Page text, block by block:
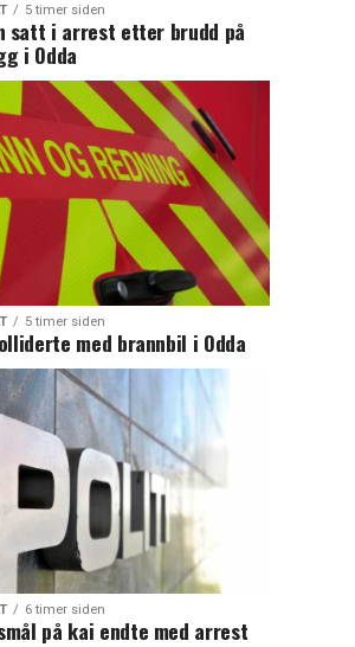
5 timer siden
satt i arrest etter brudd på
i Odda
5 timer siden
med brannbil i Odda
6 timer siden
på kai endte med arrest